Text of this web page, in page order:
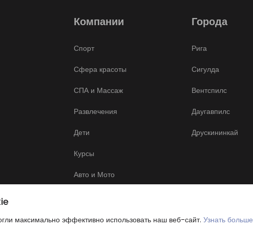
максимально эффективно использовать наш веб-сайт. Узнать больше
Компании
Спорт
Сфера красоты
СПА и Массаж
Развлечения
Дети
Курсы
Авто и Мото
Другое
Города
Рига
Сигулда
Вентспилс
Даугавпилс
Друскининкай